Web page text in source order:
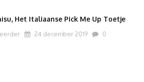
Het Italiaanse Pick Me Up Toetje
24 december 2019 0